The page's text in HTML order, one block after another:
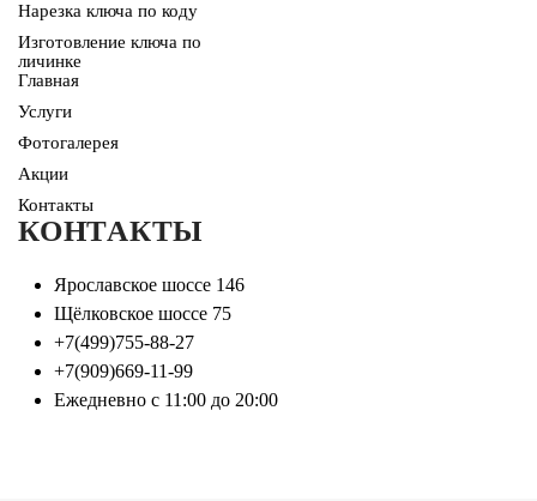
Нарезка ключа по коду
Изготовление ключа по
личинке
Главная
Услуги
Фотогалерея
Акции
Контакты
КОНТАКТЫ
Ярославское шоссе 146
Щёлковское шоссе 75
+7(499)755-88-27
+7(909)669-11-99
Ежедневно с 11:00 до 20:00